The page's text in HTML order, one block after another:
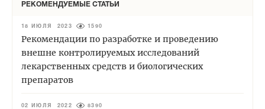
РЕКОМЕНДУЕМЫЕ СТАТЬИ
18 ИЮЛЯ 2023 1590
Рекомендации по разработке и проведению
внешне контролируемых исследований
лекарственных средств и биологических
препаратов
02 ИЮЛЯ 2022 8390